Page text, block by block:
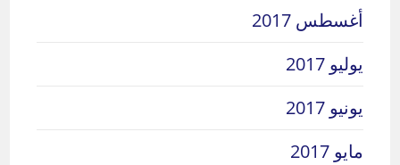
أغسطس 2017
يوليو 2017
يونيو 2017
مايو 2017